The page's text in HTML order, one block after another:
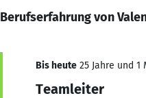
Berufserfahrung von
Bis heute 25 Jahre und 1
Teamleiter